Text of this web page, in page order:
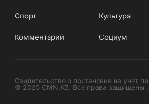
Cпорт Культура
Комментарий Социум
Свидетельство о постановке на учет
© 2025 CMN.KZ. Все права защищены .